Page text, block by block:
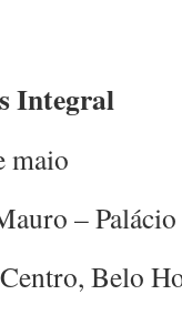
Integral
maio
–
Belo